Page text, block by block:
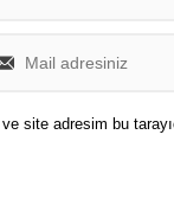
site adresim bu